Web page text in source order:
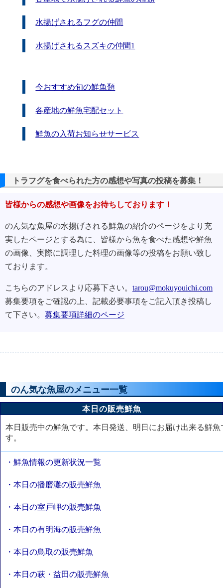
水揚げされるフグの仲間
水揚げされるスズキの仲間1
今おすすめ旬の鮮魚類
各産地の鮮魚宅配セット
鮮魚の入荷お知らせサービス
トラフグを食べられた方の感想や写真の投稿を募集！
皆様からの感想や画像をお待ちしております！
のん気な魚屋の水揚げされる鮮魚の紹介のページをより充
実したページとする為に、皆様から魚を食べた感想や鮮魚
の画像、実際に調理した料理の画像等の投稿をお願い致し
ております。
こちらのアドレスより応募下さい。 tarou@mokuyouichi.com
募集要項をご確認の上、記載必要事項をご記入頂き投稿し
て下さい。 募集要項詳細のページ
のん気な魚屋のメニュー一覧
本日の販売鮮魚
本日販売中の鮮魚です。本日発送、明日にお届け出来る鮮魚
す。
・鮮魚情報の更新状況一覧
・本日の播磨灘の販売鮮魚
・本日の室戸岬の販売鮮魚
・本日の有明海の販売鮮魚
・本日の鳥取の販売鮮魚
・本日の萩・益田の販売鮮魚